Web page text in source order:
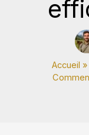
Accueil